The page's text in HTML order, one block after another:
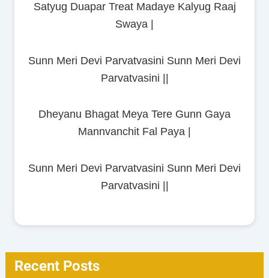
Satyug Duapar Treat Madaye Kalyug Raaj
Swaya |
Sunn Meri Devi Parvatvasini Sunn Meri Devi
Parvatvasini ||
Dheyanu Bhagat Meya Tere Gunn Gaya
Mannvanchit Fal Paya |
Sunn Meri Devi Parvatvasini Sunn Meri Devi
Parvatvasini ||
Recent Posts